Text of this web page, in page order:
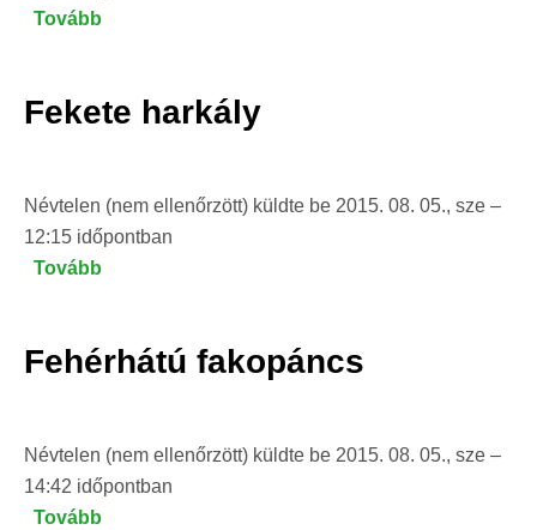
Tovább
Fekete harkály
Névtelen (nem ellenőrzött) küldte be 2015. 08. 05., sze –
12:15 időpontban
Tovább
Fehérhátú fakopáncs
Névtelen (nem ellenőrzött) küldte be 2015. 08. 05., sze –
14:42 időpontban
Tovább